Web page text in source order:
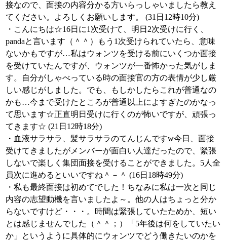
接なので、面接の内容分かる方いらっしゃいましたら教え
てください。よろしくお願いします。 (31日12時10分)
・こんにちは☆16日に1次受けて、明日2次受けに行く、
pandaと言います（＾＾）もう1次受けられていたら、意味
ないかもですが…私はウォンツを受ける前にいくつか面接
を受けていたんですが、ウォンツが一番怖かった気がしま
す。自分がしゃべっている時の面接官の方の表情が少し厳
しい感じがしました。でも、もしかしたらこれが普通なの
かも…今まで受けたところが普通以上によすぎたのかなっ
て思います☆正直明日受けに行くのが怖いですが、頑張っ
てきます☆ (21日12時18分)
・血液サラサラ、髪サラサラのてんじんですw今日、面接
受けてきましたがメンバーが面白い人達だったので、緊張
しないで楽しく集団面接を受けることができました。5人全
員次に進めるといいですね＾－＾ (16日18時49分)
・私も最終面接は初めてでした！ちなみに私は一次と同じ
内容の志望動機を言いましたよ～。他の人はちょっと分か
らないですけど・・・。時間は緊張していたためか、短い
とは感じませんでした（＾＾；）「5年後は何をしていたい
か」というように具体的にウォンツでどう働きたいのかを